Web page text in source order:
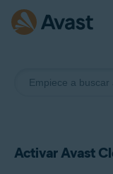
Activar Avast